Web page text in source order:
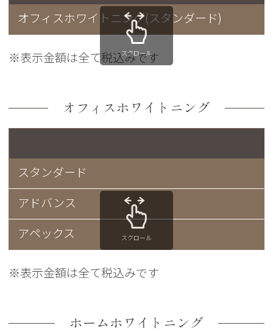
オフィスホワイトニング(スタンダード)
※表示金額は全て税込みです
スクロール
オフィスホワイトニング
スタンダード
アドバンス
アペックス
※表示金額は全て税込みです
スクロール
ホームホワイトニング